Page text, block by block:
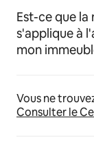
Est-ce que
s'applique à
mon
Vous ne
Consulter le